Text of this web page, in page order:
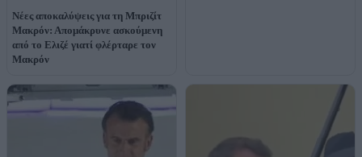
Νέες αποκαλύψεις για τη Μπριζίτ
Μακρόν: Απομάκρυνε ασκούμενη
από το Ελιζέ γιατί φλέρταρε τον
Μακρόν